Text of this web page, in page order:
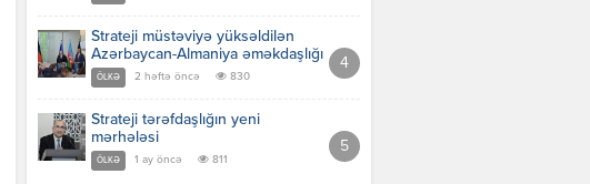
Strateji müstəviyə yüksəldilən
Azərbaycan-Almaniya əməkdaşlığı
ÖLKƏ 2 həftə öncə 830
Strateji tərəfdaşlığın yeni
mərhələsi
ÖLKƏ 1 ay öncə 811